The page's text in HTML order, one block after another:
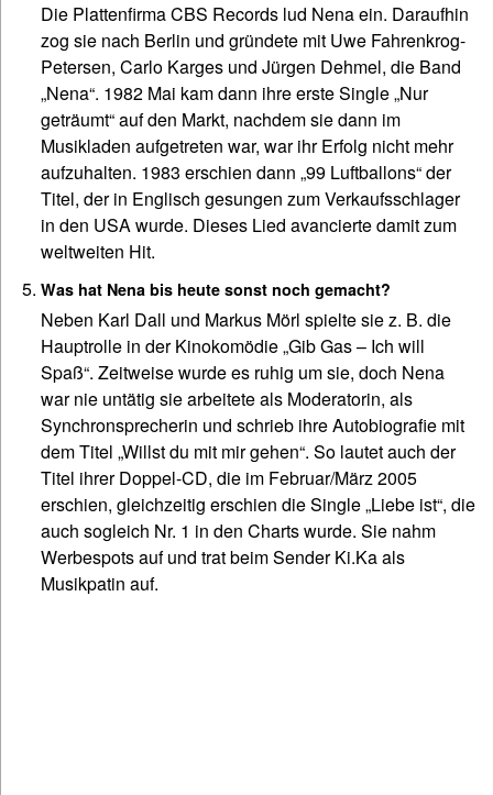
Die Plattenfirma CBS Records lud Nena ein. Daraufhin
zog sie nach Berlin und gründete mit Uwe Fahrenkrog-
Petersen, Carlo Karges und Jürgen Dehmel, die Band
„Nena“. 1982 Mai kam dann ihre erste Single „Nur
geträumt“ auf den Markt, nachdem sie dann im
Musikladen aufgetreten war, war ihr Erfolg nicht mehr
aufzuhalten. 1983 erschien dann „99 Luftballons“ der
Titel, der in Englisch gesungen zum Verkaufsschlager
in den USA wurde. Dieses Lied avancierte damit zum
weltweiten Hit.
Was hat Nena bis heute sonst noch gemacht?
Neben Karl Dall und Markus Mörl spielte sie z. B. die
Hauptrolle in der Kinokomödie „Gib Gas – Ich will
Spaß“. Zeitweise wurde es ruhig um sie, doch Nena
war nie untätig sie arbeitete als Moderatorin, als
Synchronsprecherin und schrieb ihre Autobiografie mit
dem Titel „Willst du mit mir gehen“. So lautet auch der
Titel ihrer Doppel-CD, die im Februar/März 2005
erschien, gleichzeitig erschien die Single „Liebe ist“, die
auch sogleich Nr. 1 in den Charts wurde. Sie nahm
Werbespots auf und trat beim Sender Ki.Ka als
Musikpatin auf.